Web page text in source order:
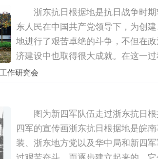
浙东抗日根据地是抗日战争时
东人民在中国共产党领导下，为创
地进行了艰苦卓绝的斗争，不但在
济建设中也取得很大成就。在这一
浙东抗币应浙东客观环境的迫切需
作研究会
图为新四军队伍走过浙东抗日
四军的宣传画浙东抗日根据地是皖
装、浙东地方党以及华中局和新四